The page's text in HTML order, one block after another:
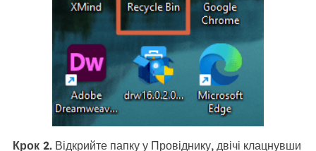
Крок 2.Відкрийте папку у Провіднику, двічі клацнувши